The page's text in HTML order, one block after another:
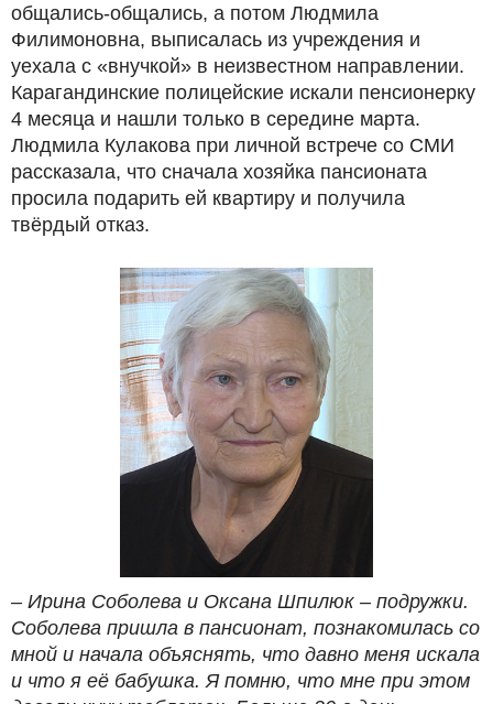
общались-общались, а потом Людмила
Филимоновна, выписалась из учреждения и
уехала с «внучкой» в неизвестном направлении.
Карагандинские полицейские искали пенсионерку
4 месяца и нашли только в середине марта.
Людмила Кулакова при личной встрече со СМИ
рассказала, что сначала хозяйка пансионата
просила подарить ей квартиру и получила
твёрдый отказ.
– Ирина Соболева и Оксана Шпилюк – подружки.
Соболева пришла в пансионат, познакомилась со
мной и начала объяснять, что давно меня искала
и что я её бабушка. Я помню, что мне при этом